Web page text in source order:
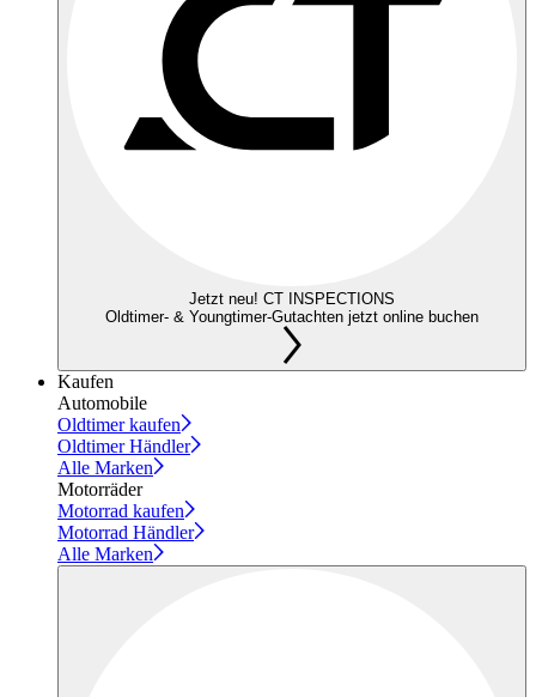
Jetzt neu! CT INSPECTIONS
Oldtimer- & Youngtimer-Gutachten jetzt online buchen
Kaufen
Automobile
Oldtimer kaufen
Oldtimer Händler
Alle Marken
Motorräder
Motorrad kaufen
Motorrad Händler
Alle Marken